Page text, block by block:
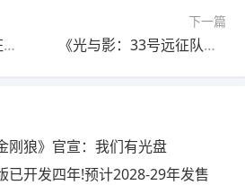
下一篇
《光与影：33号远征队》振奋跳跃符纹获取
刚狼》官宣：我们有光盘
已开发四年!预计2028-29年发售